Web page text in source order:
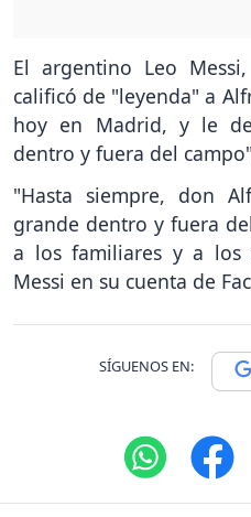
El argentino Leo
calificó de "leyenda" a
hoy en Madrid, y le
dentro y fuera del
"Hasta siempre, don
grande dentro y fuera
a los familiares y a los
Messi en su cuenta de
SÍGUENOS EN: